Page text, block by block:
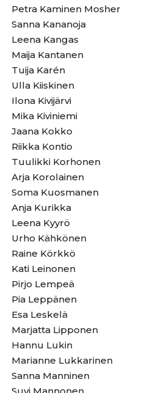
Petra Kaminen Mosher
Sanna Kananoja
Leena Kangas
Maija Kantanen
Tuija Karén
Ulla Kiiskinen
Ilona Kivijärvi
Mika Kiviniemi
Jaana Kokko
Riikka Kontio
Tuulikki Korhonen
Arja Korolainen
Soma Kuosmanen
Anja Kurikka
Leena Kyyrö
Urho Kähkönen
Raine Körkkö
Kati Leinonen
Pirjo Lempeä
Pia Leppänen
Esa Leskelä
Marjatta Lipponen
Hannu Lukin
Marianne Lukkarinen
Sanna Manninen